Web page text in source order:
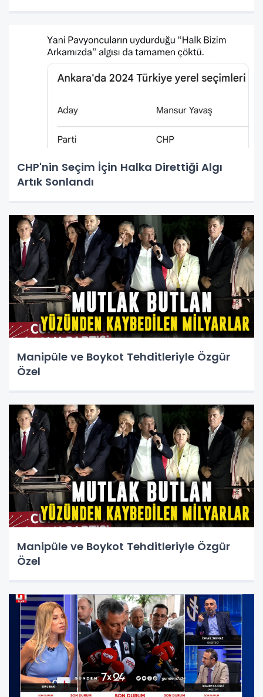
CHP'nin Seçim İçin Halka Direttiği Algı
Artık Sonlandı
Manipüle ve Boykot Tehditleriyle Özgür
Özel
Manipüle ve Boykot Tehditleriyle Özgür
Özel